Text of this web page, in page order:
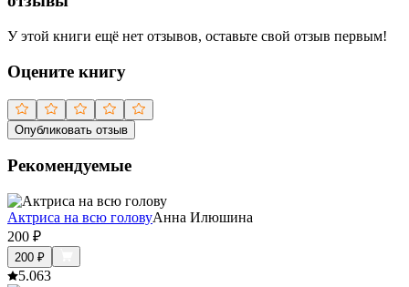
У этой книги ещё нет отзывов, оставьте свой отзыв первым!
Оцените книгу
Опубликовать отзыв
Рекомендуемые
Актриса на всю головуАнна Илюшина
200 ₽
200 ₽
5.063